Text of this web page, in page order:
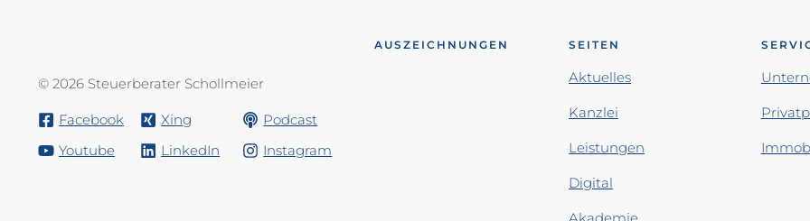
© 2026 Steuerberater Schollmeier
Facebook Xing
Podcast
Youtube
LinkedIn Instagram
AUSZEICHNUNGEN SEITEN
Aktuelles
Kanzlei
Leistungen
Digital